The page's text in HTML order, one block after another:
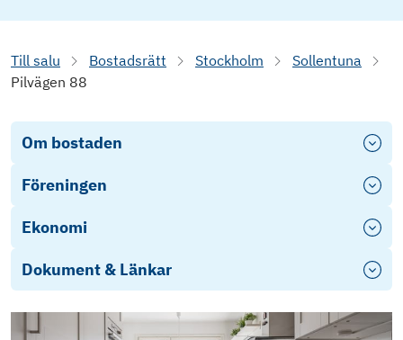
Till salu Bostadsrätt Stockholm
Sollentuna
Pilvägen 88
Om bostaden
Föreningen
Ekonomi
Dokument & Länkar